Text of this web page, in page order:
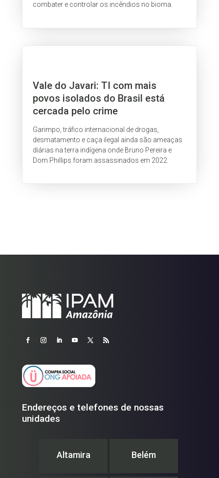
combater e controlar os incêndios no bioma.
Vale do Javari: TI com mais
povos isolados do Brasil está
cercada pelo crime
Garimpo, tráfico internacional de drogas,
desmatamento e caça ilegal ainda são ameaças
diárias na terra indígena onde Bruno Pereira e
Dom Phillips foram assassinados em 2022.
Endereços e telefones de nossas
unidades
Altamira Belém